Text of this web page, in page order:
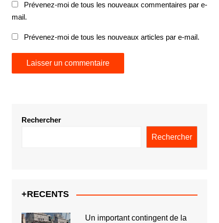
Prévenez-moi de tous les nouveaux commentaires par e-
mail.
Prévenez-moi de tous les nouveaux articles par e-mail.
Rechercher
Rechercher
+RECENTS
Un important contingent de la